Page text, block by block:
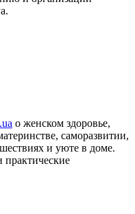
о женском здоровье,
саморазвитии,
и уюте в доме.
практические